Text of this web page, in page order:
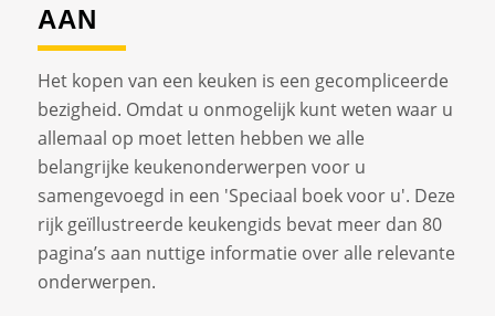
AAN
Het kopen van een keuken is een gecompliceerde
bezigheid. Omdat u onmogelijk kunt weten waar u
allemaal op moet letten hebben we alle
belangrijke keukenonderwerpen voor u
samengevoegd in een 'Speciaal boek voor u'. Deze
rijk geïllustreerde keukengids bevat meer dan 80
pagina’s aan nuttige informatie over alle relevante
onderwerpen.